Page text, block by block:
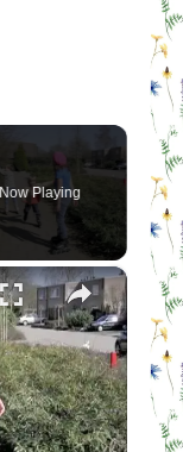
Now Playing
×